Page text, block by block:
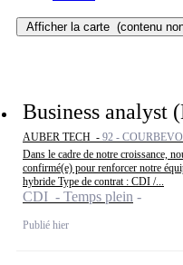
Afficher la carte (contenu
Business analyst
AUBER TECH - 92 -
Dans le cadre de notre croissance,
confirmé(e) pour renforcer notre
hybride Type de contrat : CDI /...
CDI - Temps plein
Publié hier